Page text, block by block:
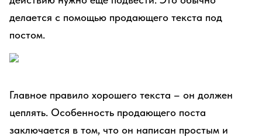
делается с помощью продающего текста под
постом.
Главное правило хорошего текста – он должен
цеплять. Особенность продающего поста
заключается в том, что он написан простым и